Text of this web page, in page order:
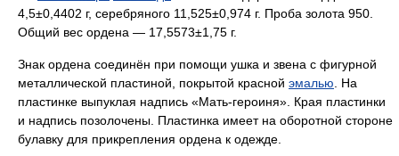
4,5±0,4402 г, серебряного 11,525±0,974 г. Проба золота 950.
Общий вес ордена — 17,5573±1,75 г.
Знак ордена соединён при помощи ушка и звена с фигурной
металлической пластиной, покрытой красной эмалью . На
пластинке выпуклая надпись «Мать-героиня». Края пластинки
и надпись позолочены. Пластинка имеет на оборотной стороне
булавку для прикрепления ордена к одежде.